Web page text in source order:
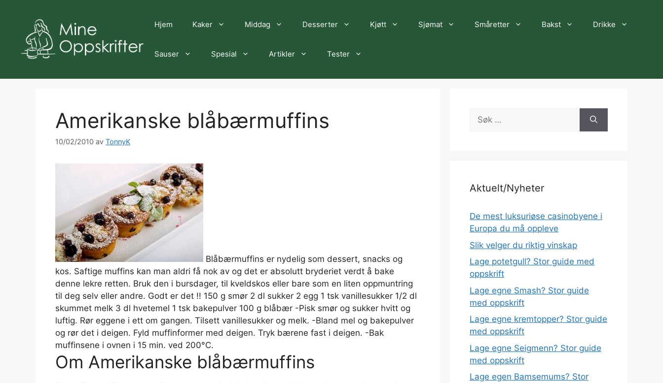
Hjem Kaker Middag Desserter Kjøtt Sjømat Småretter Bakst Drikke
Sauser Spesial Artikler Tester
Amerikanske blåbærmuffins
10/02/2010 av TonnyK
Blåbærmuffins er nydelig som dessert, snacks og
kos. Saftige muffins kan man aldri få nok av og det er absolutt bryderiet verdt å bake
denne lekre retten. Bruk den i bursdager, til kveldskos eller bare som en liten oppmuntring
til deg selv eller andre. Godt er det !! 150 g smør 2 dl sukker 2 egg 1 tsk vanillesukker 1/2 dl
skummet melk 3 dl hvetemel 1 tsk bakepulver 100 g blåbær -Pisk smør og sukker hvitt og
luftig. Rør eggene i ett om gangen. Tilsett vanillesukker og melk. -Bland mel og bakepulver
og rør det i deigen. Fyld muffinformer med deigen. Tryk bærene fast i deigen. -Bak
muffinsene i ovnen i 15 min. ved 200°C.
Om Amerikanske blåbærmuffins
Søk
etter:
Aktuelt/Nyheter
De mest luksuriøse casinobyene i
Europa du må oppleve
Slik velger du riktig vinskap
Lage potetgull? Stor guide med
oppskrift
Lage egne Smash? Stor guide
med oppskrift
Lage egne kremtopper? Stor guide
med oppskrift
Lage egne Seigmenn? Stor guide
med oppskrift
Lage egen Bamsemums? Stor